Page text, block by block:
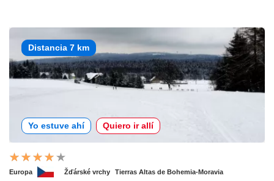
Distancia 7 km
Yo estuve ahí Quiero ir allí
Europa Žďárské vrchy Tierras Altas de Bohemia-Moravia